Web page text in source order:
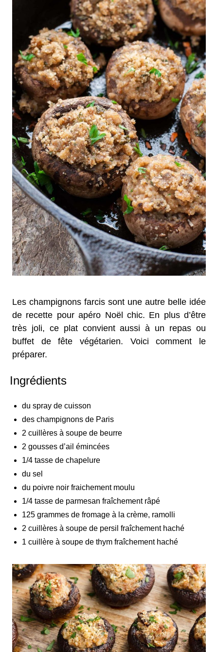
Les champignons farcis sont une autre belle idée
de recette pour apéro Noël chic. En plus d’être
très joli, ce plat convient aussi à un repas ou
buffet de fête végétarien. Voici comment le
préparer.
Ingrédients
du spray de cuisson
des champignons de Paris
2 cuillères à soupe de beurre
2 gousses d’ail émincées
1/4 tasse de chapelure
du sel
du poivre noir fraichement moulu
1/4 tasse de parmesan fraîchement râpé
125 grammes de fromage à la crème, ramolli
2 cuillères à soupe de persil fraîchement haché
1 cuillère à soupe de thym fraîchement haché